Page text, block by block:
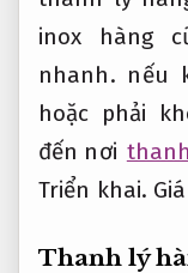
inox hàng
nhanh. nếu
hoặc phải
đến nơi
Triển khai.
Thanh lý